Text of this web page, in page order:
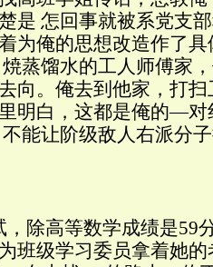
是 怎回事就被系党支
为俺的思想改造作了
蒸馏水的工人师傅家
向。俺去到他家，打
明白，这都是俺的―
能让阶级敌人右派分
除高等数学成绩是59
班级学习委员拿着她